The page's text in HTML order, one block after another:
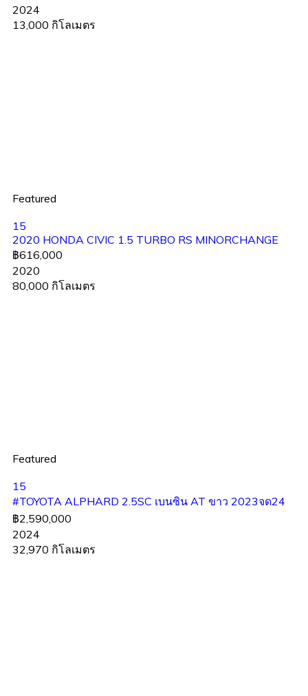
2024
13,000 กิโลเมตร
Featured
15
2020 HONDA CIVIC 1.5 TURBO RS MINORCHANGE
฿616,000
2020
80,000 กิโลเมตร
Featured
15
#TOYOTA ALPHARD 2.5SC เบนซิน AT ขาว 2023จด24
฿2,590,000
2024
32,970 กิโลเมตร